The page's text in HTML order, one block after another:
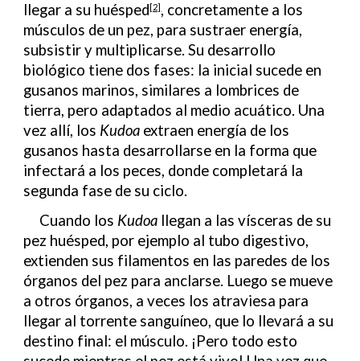
llegar a su huésped[2], concretamente a los
músculos de un pez, para sustraer energía,
subsistir y multiplicarse. Su desarrollo
biológico tiene dos fases: la inicial sucede en
gusanos marinos, similares a lombrices de
tierra, pero adaptados al medio acuático. Una
vez allí, los Kudoa extraen energía de los
gusanos hasta desarrollarse en la forma que
infectará a los peces, donde completará la
segunda fase de su ciclo.
Cuando los Kudoa llegan a las vísceras de su
pez huésped, por ejemplo al tubo digestivo,
extienden sus filamentos en las paredes de los
órganos del pez para anclarse. Luego se mueve
a otros órganos, a veces los atraviesa para
llegar al torrente sanguíneo, que lo llevará a su
destino final: el músculo. ¡Pero todo esto